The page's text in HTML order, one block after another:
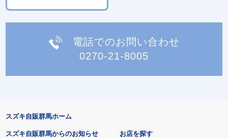
電話でのお問い合わせ
0270-21-8005
スズキ自販群馬ホーム
スズキ自販群馬からのお知らせ お店を探す